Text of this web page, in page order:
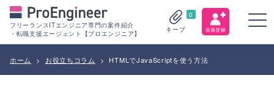
フリーランスITエンジニア専門の案件紹介
・転職支援エージェント【プロエンジニア】
0
キープ
ホーム > お役立ちコラム > HTMLでJavaScriptを使う方法